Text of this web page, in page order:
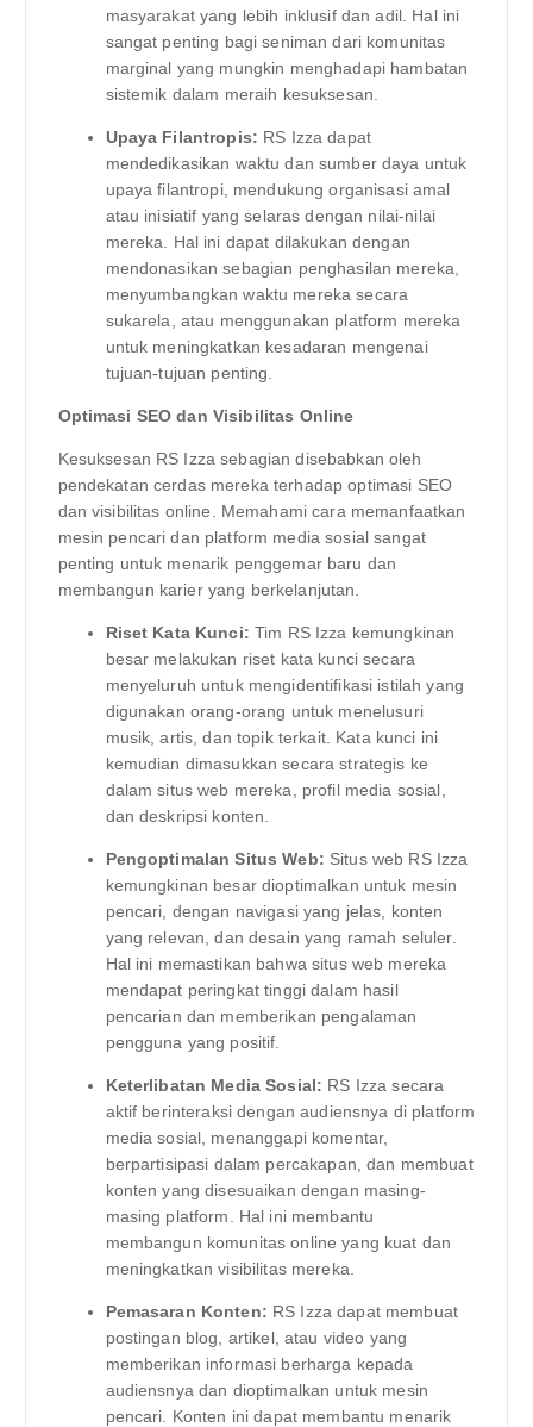
masyarakat yang lebih inklusif dan adil. Hal ini
sangat penting bagi seniman dari komunitas
marginal yang mungkin menghadapi hambatan
sistemik dalam meraih kesuksesan.
Upaya Filantropis: RS Izza dapat
mendedikasikan waktu dan sumber daya untuk
upaya filantropi, mendukung organisasi amal
atau inisiatif yang selaras dengan nilai-nilai
mereka. Hal ini dapat dilakukan dengan
mendonasikan sebagian penghasilan mereka,
menyumbangkan waktu mereka secara
sukarela, atau menggunakan platform mereka
untuk meningkatkan kesadaran mengenai
tujuan-tujuan penting.
Optimasi SEO dan Visibilitas Online
Kesuksesan RS Izza sebagian disebabkan oleh
pendekatan cerdas mereka terhadap optimasi SEO
dan visibilitas online. Memahami cara memanfaatkan
mesin pencari dan platform media sosial sangat
penting untuk menarik penggemar baru dan
membangun karier yang berkelanjutan.
Riset Kata Kunci: Tim RS Izza kemungkinan
besar melakukan riset kata kunci secara
menyeluruh untuk mengidentifikasi istilah yang
digunakan orang-orang untuk menelusuri
musik, artis, dan topik terkait. Kata kunci ini
kemudian dimasukkan secara strategis ke
dalam situs web mereka, profil media sosial,
dan deskripsi konten.
Pengoptimalan Situs Web: Situs web RS Izza
kemungkinan besar dioptimalkan untuk mesin
pencari, dengan navigasi yang jelas, konten
yang relevan, dan desain yang ramah seluler.
Hal ini memastikan bahwa situs web mereka
mendapat peringkat tinggi dalam hasil
pencarian dan memberikan pengalaman
pengguna yang positif.
Keterlibatan Media Sosial: RS Izza secara
aktif berinteraksi dengan audiensnya di platform
media sosial, menanggapi komentar,
berpartisipasi dalam percakapan, dan membuat
konten yang disesuaikan dengan masing-
masing platform. Hal ini membantu
membangun komunitas online yang kuat dan
meningkatkan visibilitas mereka.
Pemasaran Konten: RS Izza dapat membuat
postingan blog, artikel, atau video yang
memberikan informasi berharga kepada
audiensnya dan dioptimalkan untuk mesin
pencari. Konten ini dapat membantu menarik